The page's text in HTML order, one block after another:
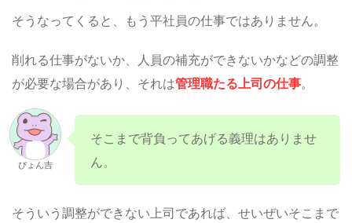
そうなってくると、もう平社員の仕事ではありません。
削れる仕事がないか、人員の補充ができないかなどの調整
が必要な場合があり、それは管理職たる上司の仕事。
ぴょん吉
そこまで背負ってあげる義理はありませ
ん。
そういう調整ができない上司であれば、せいぜいそこまで